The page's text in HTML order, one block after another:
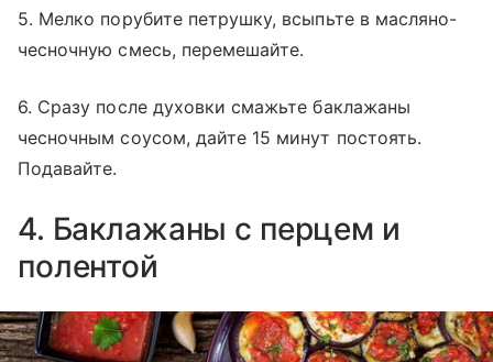
5. Мелко порубите петрушку, всыпьте в масляно-
чесночную смесь, перемешайте.
6. Сразу после духовки смажьте баклажаны
чесночным соусом, дайте 15 минут постоять.
Подавайте.
4. Баклажаны с перцем и
полентой